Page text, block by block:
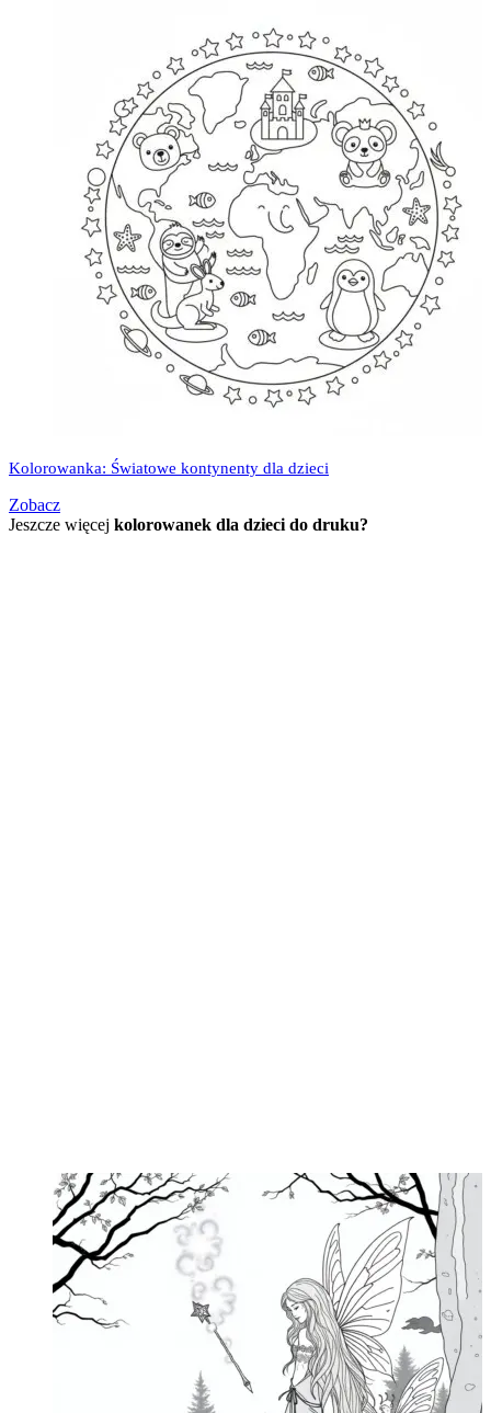
Kolorowanka: Światowe kontynenty dla dzieci
Zobacz
Jeszcze więcej kolorowanek dla dzieci do druku?